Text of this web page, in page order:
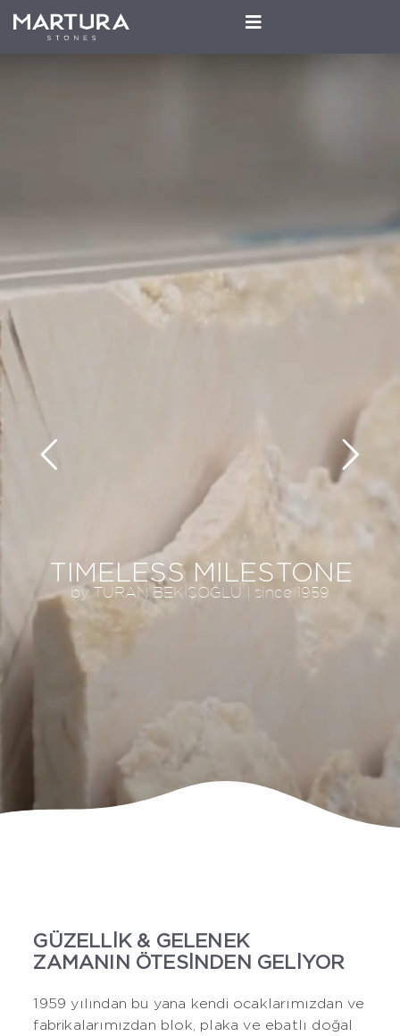
TIMELESS MILESTONE
by TURAN BEKİŞOĞLU | since 1959
GÜZELLİK & GELENEK
ZAMANIN ÖTESİNDEN GELİYOR
1959 yılından bu yana kendi ocaklarımızdan ve
fabrikalarımızdan blok, plaka ve ebatlı doğal